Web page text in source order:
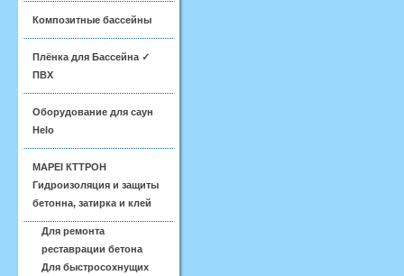
Композитные бассейны
Плёнка для Бассейна ✓
ПВХ
Оборудование для саун
Helo
MAPEI КТТРОН
Гидроизоляция и защиты
бетонна, затирка и клей
Для ремонта
реставрации бетона
Для быстросохнущих